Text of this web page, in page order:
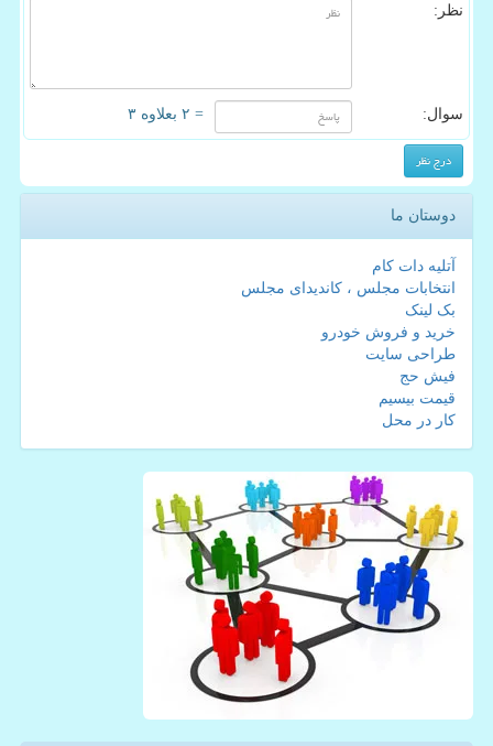
نظر:
سوال: = ۲ بعلاوه ۳
دوستان ما
آتلیه دات کام
انتخابات مجلس ، کاندیدای مجلس
بک لینک
خرید و فروش خودرو
طراحی سایت
فیش حج
قیمت بیسیم
کار در محل